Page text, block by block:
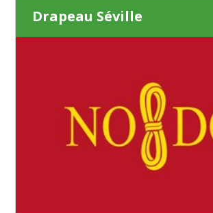
Drapeau Séville